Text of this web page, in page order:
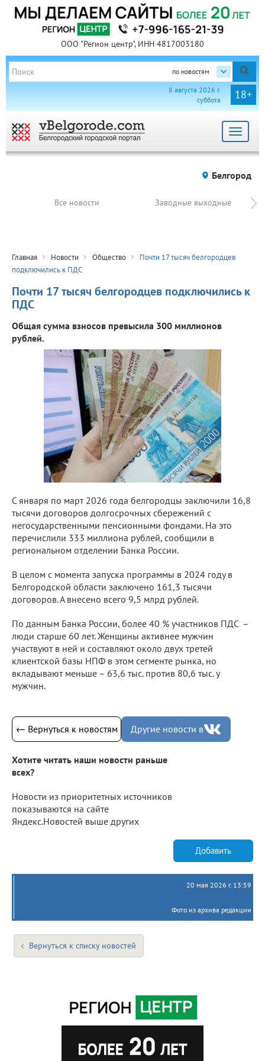
ООО "Регион центр", ИНН 4817003180
по новостям
18+
8 августа 2026 г.
суббота
Toggle
Белгород
Все новости Заводные выходные
Главная Новости Общество
Почти 17 тысяч белгородцев
подключились к ПДС
Почти 17 тысяч белгородцев подключились к
ПДС
Общая сумма взносов превысила 300 миллионов
рублей.
С января по март 2026 года белгородцы заключили 16,8
тысячи договоров долгосрочных сбережений с
негосударственными пенсионными фондами. На это
перечислили 333 миллиона рублей, сообщили в
региональном отделении Банка России.
В целом с момента запуска программы в 2024 году в
Белгородской области заключено 161,3 тысячи
договоров. А внесено всего 9,5 млрд рублей.
По данным Банка России, более 40 % участников ПДС –
люди старше 60 лет. Женщины активнее мужчин
участвуют в ней и составляют около двух третей
клиентской базы НПФ в этом сегменте рынка, но
вкладывают меньше – 63,6 тыс. против 80,6 тыс. у
мужчин.
← Вернуться к новостям Другие новости в
Хотите читать наши новости раньше
всех?
Новости из приоритетных источников
показываются на сайте
Яндекс.Новостей выше других
Добавить
20 мая 2026 г. 13:59
Фото из архива редакции
Вернуться к списку новостей